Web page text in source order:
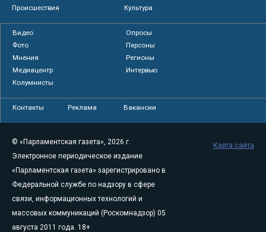
Происшествия
Культура
Видео
Опросы
Фото
Персоны
Мнения
Регионы
Медиацентр
Интервью
Колумнисты
Контакты Реклама Вакансии
© «Парламентская газета», 2026 г.
Электронное периодическое издание
«Парламентская газета» зарегистрировано в
Федеральной службе по надзору в сфере
связи, информационных технологий и
массовых коммуникаций (Роскомнадзор) 05
августа 2011 года. 18+
Карта сайта